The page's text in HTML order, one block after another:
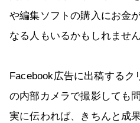
や編集ソフトの購入にお金
なる人もいるかもしれません
Facebook広告に出稿するク
の内部カメラで撮影しても
実に伝われば、きちんと成